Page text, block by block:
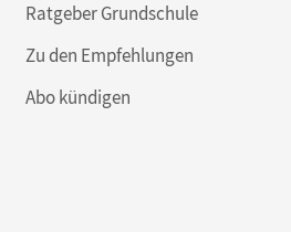
Ratgeber Grundschule
Zu den Empfehlungen
Abo kündigen